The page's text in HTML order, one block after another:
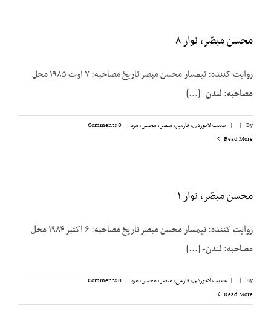
محسن مبصّر، نوار ۸
روایت کننده: تیمسار محسن مبصر تاریخ مصاحبه: ۷ اوت ۱۹۸۵ محل
مصاحبه: لندن- [...]
By
|
| حبیب لاجوردی,فارسی,مبصر، محسن,مرد |
0 Comments
Read More
محسن مبصّر، نوار ۱
روایت کننده: تیمسار محسن مبصر تاریخ مصاحبه: ۶ اکتبر ۱۹۸۴ محل
مصاحبه: لندن- [...]
By
|
| حبیب لاجوردی,فارسی,مبصر، محسن,مرد |
0 Comments
Read More